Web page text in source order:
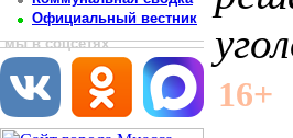
Официальный вестник
мы в соцсетях
16+